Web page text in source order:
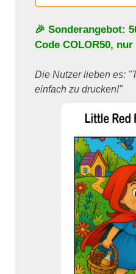
🎉 Sonderangebot:
Code COLOR50, nur
Die Nutzer lieben es:
einfach zu drucken!"